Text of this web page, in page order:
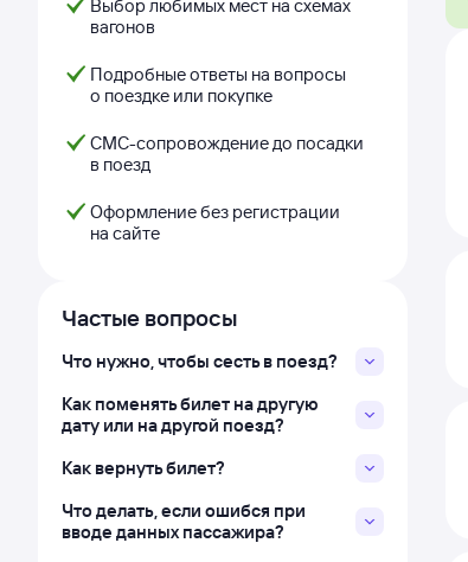
Выбор любимых мест на схемах
вагонов
Подробные ответы на вопросы
о поездке или покупке
СМС-сопровождение до посадки
в поезд
Оформление без регистрации
на сайте
Частые вопросы
Что нужно, чтобы сесть в поезд?
Как поменять билет на другую
дату или на другой поезд?
Как вернуть билет?
Что делать, если ошибся при
вводе данных пассажира?